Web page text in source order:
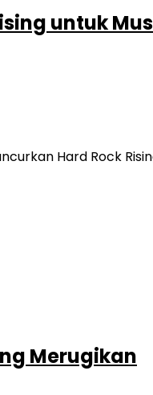
untuk
Hard Rock
Merugikan